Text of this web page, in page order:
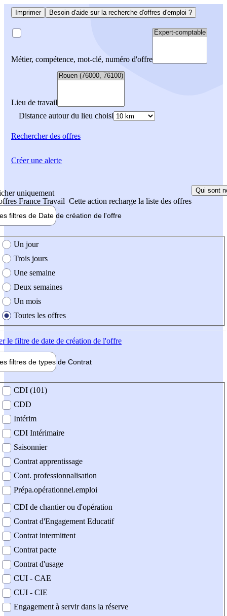
Imprimer Besoin d'aide sur la recherche d'offres d'emploi ?
Métier, compétence, mot-clé, numéro d'offre
Lieu de travail
Distance autour du lieu choisi
Rechercherdes offres
uniquement
France Travail Cette action recharge la liste des offres
Qui sont
filtres de Date de création de l'offre
création de l'offre
Un jour
Trois jours
Une semaine
Deux semaines
Un mois
Toutes les offres
le filtre de date de création de l'offre
filtres de types de Contrat
contrat
CDI (101)
CDD
Intérim
CDI Intérimaire
Saisonnier
Contrat apprentissage
Cont. professionnalisation
Prépa.opérationnel.emploi
CDI de chantier ou d'opération
Contrat d'Engagement Educatif
Contrat intermittent
Contrat pacte
Contrat d'usage
CUI - CAE
CUI - CIE
Engagement à servir dans la réserve
Créer une alerte